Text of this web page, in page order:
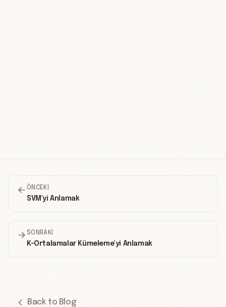
ÖNCEKI
SVM'yi Anlamak
SONRAKI
K-Ortalamalar Kümeleme'yi Anlamak
Back to Blog